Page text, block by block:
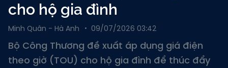
cho hộ gia đình
Minh Quân - Hà Anh 09/07/2026 03:42
Bộ Công Thương đề xuất áp dụng giá điện
theo giờ (TOU) cho hộ gia đình để thúc đẩy